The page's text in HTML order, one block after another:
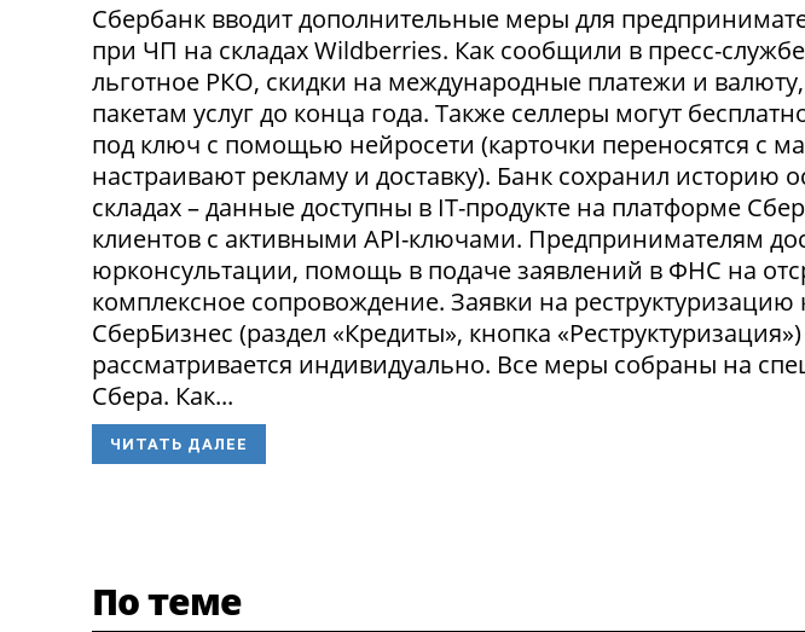
Сбербанк вводит дополнительные меры для
при ЧП на складах Wildberries. Как сообщили в пресс-
льготное РКО, скидки на международные платежи и
пакетам услуг до конца года. Также селлеры могут
под ключ с помощью нейросети (карточки переносятся с
настраивают рекламу и доставку). Банк сохранил историю
складах – данные доступны в IT-продукте на платформе
клиентов с активными API-ключами. Предпринимателям
юрконсультации, помощь в подаче заявлений в ФНС на
комплексное сопровождение. Заявки на
СберБизнес (раздел «Кредиты», кнопка
рассматривается индивидуально. Все меры собраны на
Сбера. Как...
ЧИТАТЬ ДАЛЕЕ
По теме